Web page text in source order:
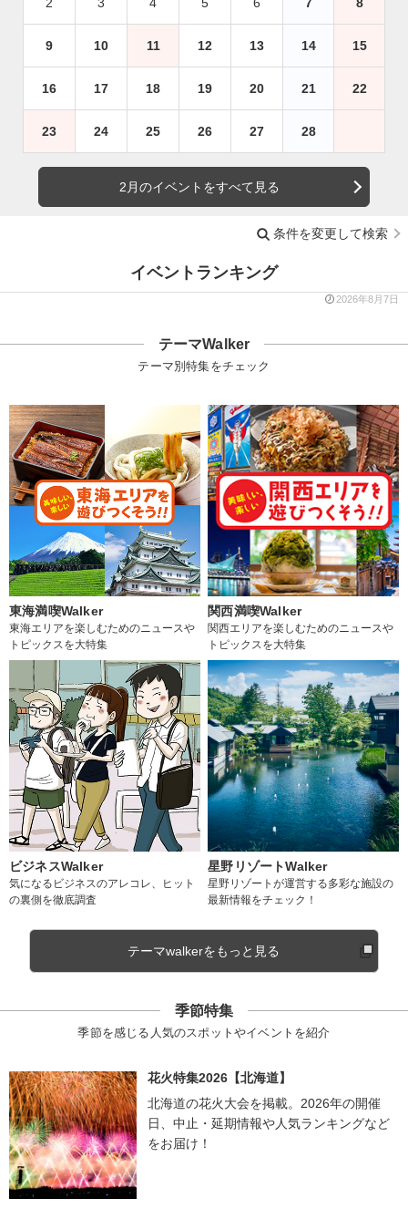
9 10 11 12 13 14 15
16 17 18 19 20 21 22
23 24 25 26 27 28
2月のイベントをすべて見る
条件を変更して検索
イベントランキング
2026年8月7日
テーマWalker
テーマ別特集をチェック
東海満喫Walker
東海エリアを楽しむためのニュースや
トピックスを大特集
関西満喫Walker
関西エリアを楽しむためのニュースや
トピックスを大特集
ビジネスWalker
気になるビジネスのアレコレ、ヒット
の裏側を徹底調査
星野リゾートWalker
星野リゾートが運営する多彩な施設の
最新情報をチェック！
テーマwalkerをもっと見る
季節特集
季節を感じる人気のスポットやイベントを紹介
花火特集2026【北海道】
北海道の花火大会を掲載。2026年の開催
日、中止・延期情報や人気ランキングなど
をお届け！